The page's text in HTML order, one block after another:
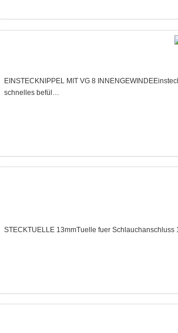
EINSTECKNIPPEL MIT VG 8
schnelles befül…
STECKTUELLE 13mmTuelle fuer